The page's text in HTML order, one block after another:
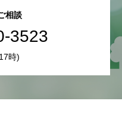
相談
時)